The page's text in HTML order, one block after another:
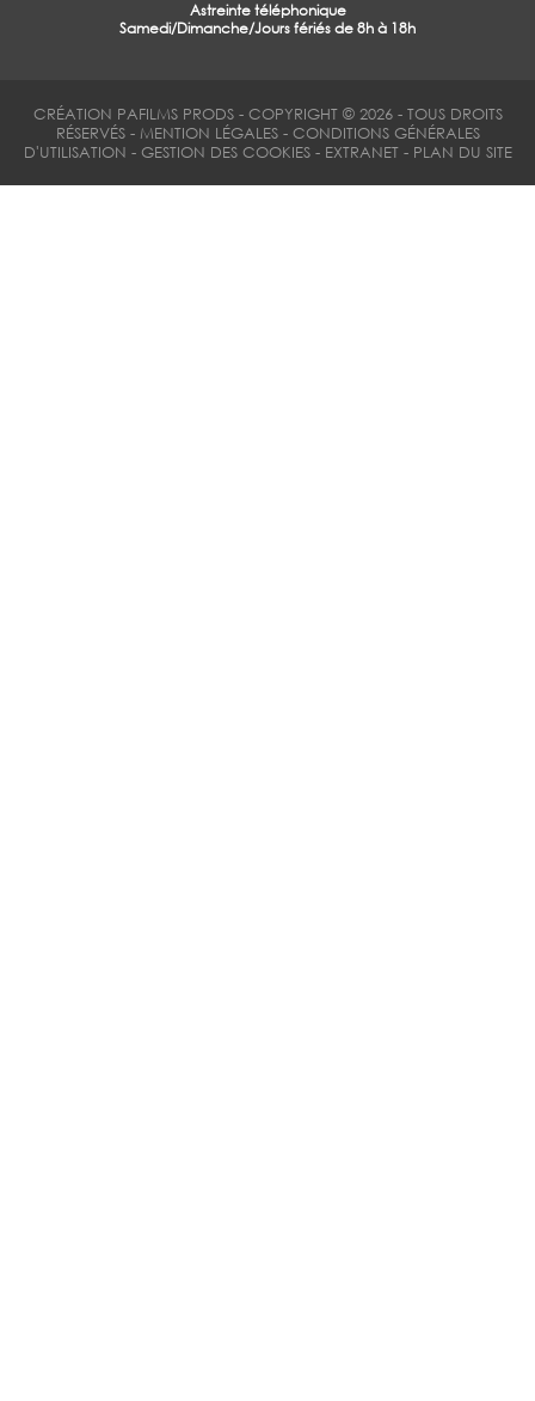
Astreinte téléphonique
Samedi/Dimanche/Jours fériés de 8h à 18h
CRÉATION PAFILMS PRODS- COPYRIGHT © 2026 - TOUS DROITS
RÉSERVÉS- MENTION LÉGALES -CONDITIONS GÉNÉRALES
D'UTILISATION - GESTION DES COOKIES - EXTRANET- PLAN DU SITE